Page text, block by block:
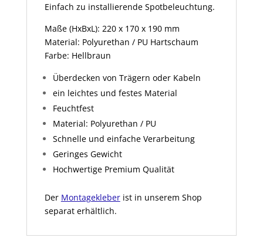
Einfach zu installierende Spotbeleuchtung.
Maße (HxBxL): 220 x 170 x 190 mm
Material: Polyurethan / PU Hartschaum
Farbe: Hellbraun
Überdecken von Trägern oder Kabeln
ein leichtes und festes Material
Feuchtfest
Material: Polyurethan / PU
Schnelle und einfache Verarbeitung
Geringes Gewicht
Hochwertige Premium Qualität
Der Montagekleberist in unserem Shop
separat erhältlich.